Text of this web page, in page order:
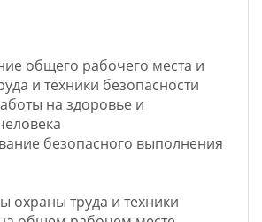
общего рабочего места и
и техники безопасности
на здоровье и
безопасного выполнения
охраны труда и техники